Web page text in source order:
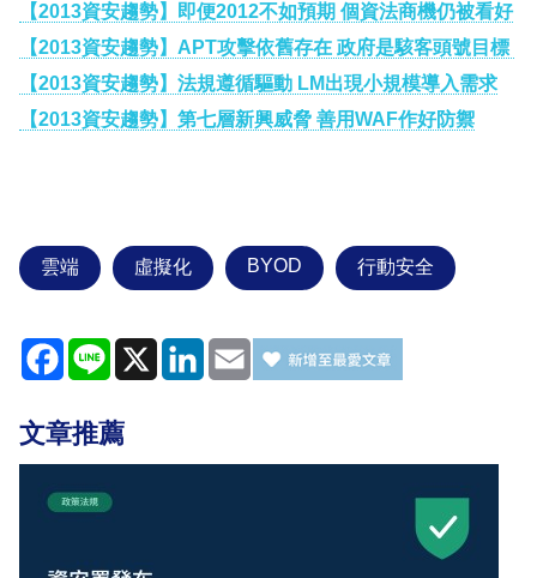
【2013資安趨勢】即便2012不如預期 個資法商機仍被看好
【2013資安趨勢】APT攻擊依舊存在 政府是駭客頭號目標
【2013資安趨勢】法規遵循驅動 LM出現小規模導入需求
【2013資安趨勢】第七層新興威脅 善用WAF作好防禦
雲端 虛擬化 BYOD 行動安全
Facebook
Line X LinkedIn
Email
文章推薦